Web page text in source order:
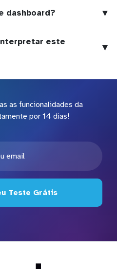
dashboard? ▼
este
▼
as funcionalidades da
por 14 dias!
Teste Grátis